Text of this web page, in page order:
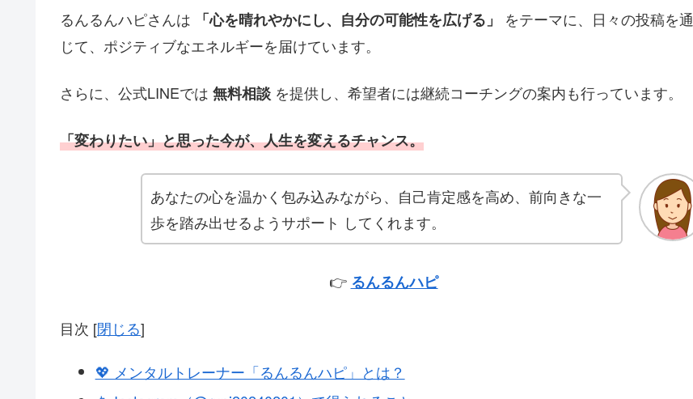
るんるんハピさんは 「心を晴れやかにし、自分の可能性を広げる」
をテーマに、日々の投稿を通
じて、ポジティブなエネルギーを届けています。
さらに、公式LINEでは 無料相談 を提供し、希望者には継続コーチングの案内も行っています。
「変わりたい」と思った今が、人生を変えるチャンス。
あなたの心を温かく包み込みながら、自己肯定感を高め、前向きな一
歩を踏み出せるようサポート してくれます。
👉 るんるんハピ
目次 [閉じる]
💖 メンタルトレーナー「るんるんハピ」とは？